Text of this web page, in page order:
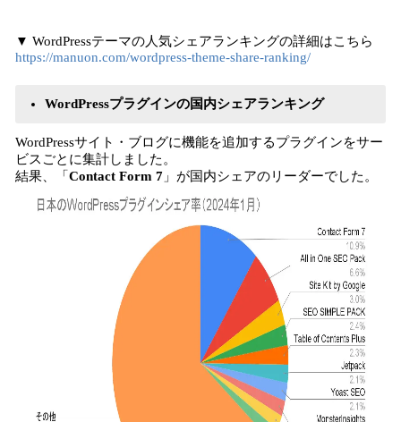
▼ WordPressテーマの人気シェアランキングの詳細はこちら
https://manuon.com/wordpress-theme-share-ranking/
WordPressプラグインの国内シェアランキング
WordPressサイト・ブログに機能を追加するプラグインをサー
ビスごとに集計しました。
結果、「 Contact Form 7 」が国内シェアのリーダーでした。